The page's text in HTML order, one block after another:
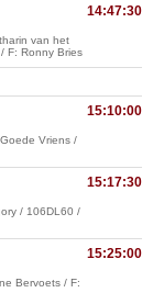
14:47:30
van het
F: Ronny Bries
15:10:00
Vriens /
15:17:30
/ 106DL60 /
15:25:00
Bervoets / F: